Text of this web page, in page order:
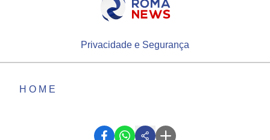
Privacidade e Segurança
HOME